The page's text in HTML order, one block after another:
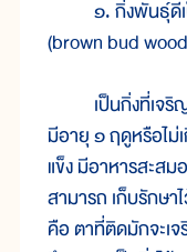
๑. กิ่งพันธุ์ดีเป็
(brown bud
เป็นกิ่งที่เจริญ
มีอายุ ๑ ฤดูหรือไ
แข็ง มีอาหารสะส
สามารถ เก็บรักษา
คือ ตาที่ติดมักจะเ